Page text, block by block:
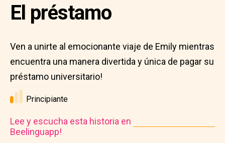
El préstamo
Ven a unirte al emocionante viaje de Emily mientras
encuentra una manera divertida y única de pagar su
préstamo universitario!
Principiante
Lee y escucha esta historia en
Beelinguapp!